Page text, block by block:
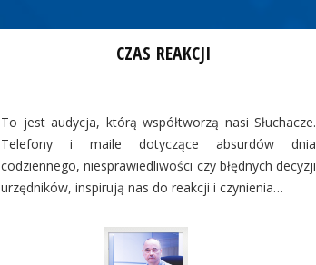
CZAS REAKCJI
To jest audycja, którą współtworzą nasi Słuchacze.
Telefony i maile dotyczące absurdów dnia
codziennego, niesprawiedliwości czy błędnych decyzji
urzędników, inspirują nas do reakcji i czynienia…